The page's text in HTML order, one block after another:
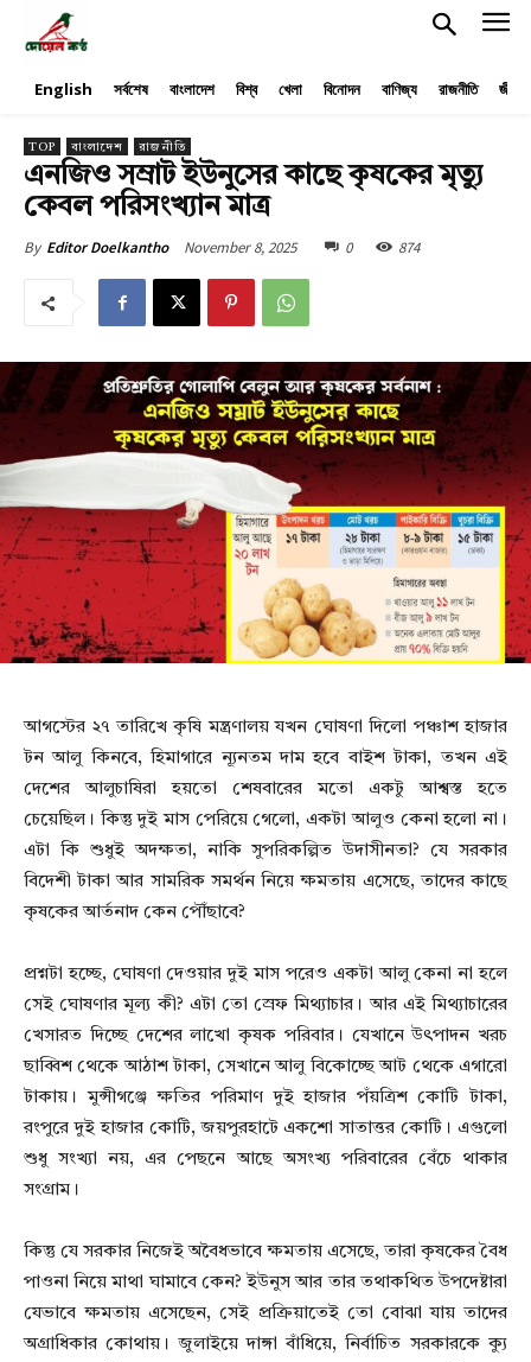
English সর্বশেষ বাংলাদেশ বিশ্ব খেলা বিনোদন বাণিজ্য রাজনীতি
TOP বাংলাদেশ রাজনীতি
এনজিও সম্রাট ইউনুসের কাছে কৃষকের মৃত্যু
কেবল পরিসংখ্যান মাত্র
By Editor Doelkantho November 8, 2025 0 874
আগস্টের ২৭ তারিখে কৃষি মন্ত্রণালয় যখন ঘোষণা দিলো পঞ্চাশ হাজার
টন আলু কিনবে, হিমাগারে ন্যূনতম দাম হবে বাইশ টাকা, তখন এই
দেশের আলুচাষিরা হয়তো শেষবারের মতো একটু আশ্বস্ত হতে
চেয়েছিল। কিন্তু দুই মাস পেরিয়ে গেলো, একটা আলুও কেনা হলো না।
এটা কি শুধুই অদক্ষতা, নাকি সুপরিকল্পিত উদাসীনতা? যে সরকার
বিদেশী টাকা আর সামরিক সমর্থন নিয়ে ক্ষমতায় এসেছে, তাদের কাছে
কৃষকের আর্তনাদ কেন পৌঁছাবে?
প্রশ্নটা হচ্ছে, ঘোষণা দেওয়ার দুই মাস পরেও একটা আলু কেনা না হলে
সেই ঘোষণার মূল্য কী? এটা তো স্রেফ মিথ্যাচার। আর এই মিথ্যাচারের
খেসারত দিচ্ছে দেশের লাখো কৃষক পরিবার। যেখানে উৎপাদন খরচ
ছাব্বিশ থেকে আঠাশ টাকা, সেখানে আলু বিকোচ্ছে আট থেকে এগারো
টাকায়। মুন্সীগঞ্জে ক্ষতির পরিমাণ দুই হাজার পঁয়ত্রিশ কোটি টাকা,
রংপুরে দুই হাজার কোটি, জয়পুরহাটে একশো সাতাত্তর কোটি। এগুলো
শুধু সংখ্যা নয়, এর পেছনে আছে অসংখ্য পরিবারের বেঁচে থাকার
সংগ্রাম।
কিন্তু যে সরকার নিজেই অবৈধভাবে ক্ষমতায় এসেছে, তারা কৃষকের বৈধ
পাওনা নিয়ে মাথা ঘামাবে কেন? ইউনুস আর তার তথাকথিত উপদেষ্টারা
যেভাবে ক্ষমতায় এসেছেন, সেই প্রক্রিয়াতেই তো বোঝা যায় তাদের
অগ্রাধিকার কোথায়। জুলাইয়ে দাঙ্গা বাঁধিয়ে, নির্বাচিত সরকারকে ক্যু